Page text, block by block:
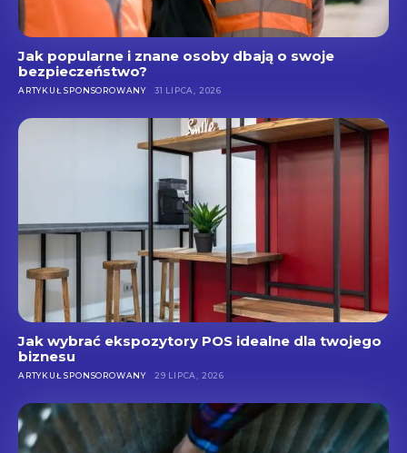
Jak popularne i znane osoby dbają o swoje
bezpieczeństwo?
ARTYKUŁ SPONSOROWANY 31 LIPCA, 2026
Jak wybrać ekspozytory POS idealne dla twojego
biznesu
ARTYKUŁ SPONSOROWANY 29 LIPCA, 2026